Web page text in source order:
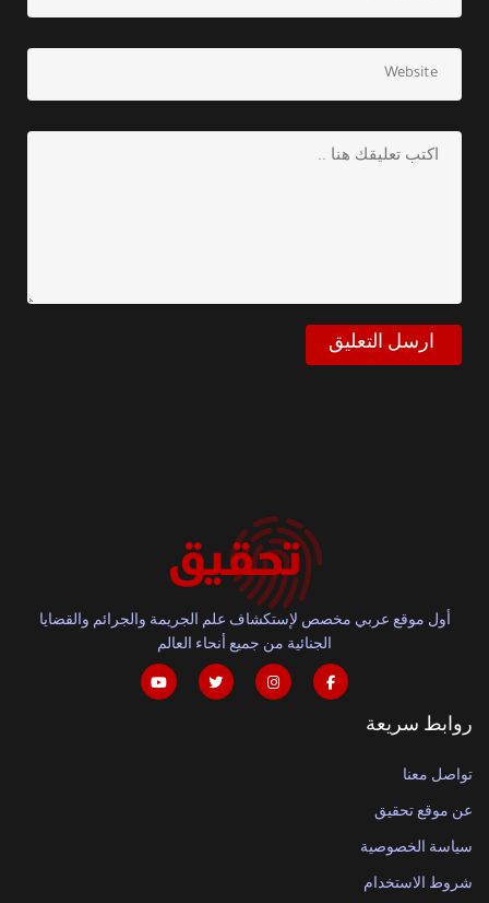
أول موقع عربي مخصص لإستكشاف علم الجريمة والجرائم والقضايا
الجنائية من جميع أنحاء العالم
روابط سريعة
تواصل معنا
عن موقع تحقيق
سياسة الخصوصية
شروط الاستخدام